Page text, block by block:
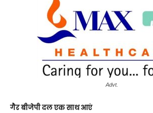
Advt.
गैर बीजेपी दल एक साथ आएं